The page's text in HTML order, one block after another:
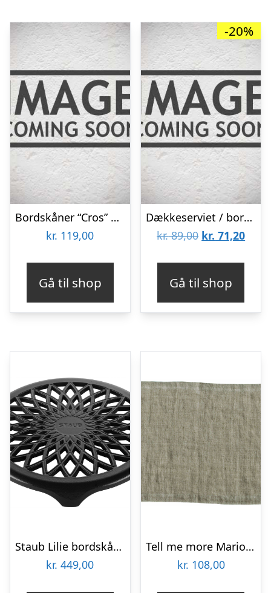
Bordskåner “Cros” messing finish – House Doctor
kr. 119,00
Gå til shop
-20%
Dækkeserviet / bordskåner “Braidy” – Nordal Dia: 40 cm
kr.89,00 Den
kr. 89,00.
kr. 71,20Den
kr.
Gå til shop
Staub Lilie bordskåner 23 cm, sort
kr. 449,00
Tell me more Marion bordskåner 50×37 cm, dune
kr. 108,00